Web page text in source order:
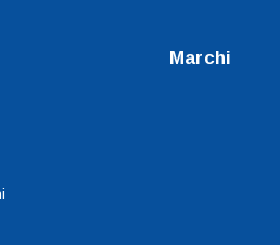
Marchi